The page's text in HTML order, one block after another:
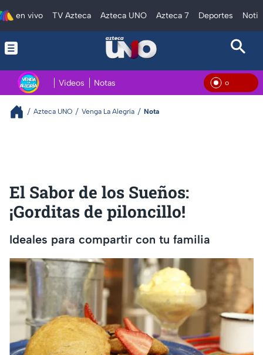
en vivo TV Azteca Azteca UNO Azteca 7 Deportes
Videos Notas En
Azteca UNO Venga La Alegría Nota
El Sabor de los Sueños:
¡Gorditas de piloncillo!
Ideales para compartir con tu familia